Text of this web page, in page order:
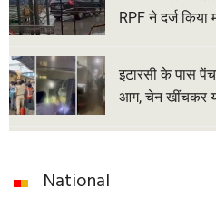
RPF ने दर्ज किया
इटारसी के पास
आग, चेन खींचकर
National